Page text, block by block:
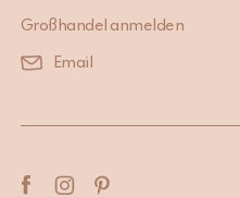
Großhandel anmelden
Email